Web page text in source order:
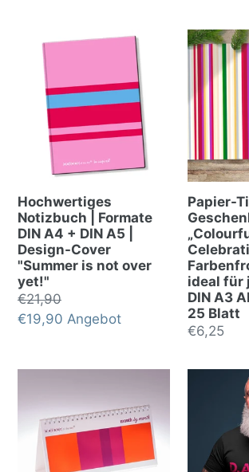
Hochwertiges
Notizbuch | Formate
DIN A4 + DIN A5 |
Design-Cover
"Summer is not over
yet!"
Normalpreis
€21,90
Sonderpreis
€19,90 Angebot
Papier-
ideal für
DIN A3
25 Blatt
€6,25